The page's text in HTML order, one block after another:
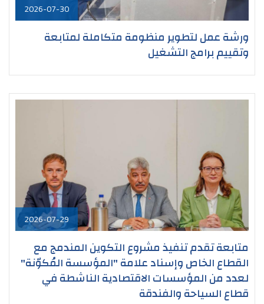
2026-07-30
ورشة عمل لتطوير منظومة متكاملة لمتابعة
وتقييم برامج التشغيل
2026-07-29
متابعة تقدم تنفيذ مشروع التكوين المندمج مع
القطاع الخاص وإسناد علامة "المؤسسة المُكوّنة"
لعدد من المؤسسات الاقتصادية الناشطة في
قطاع السياحة والفندقة